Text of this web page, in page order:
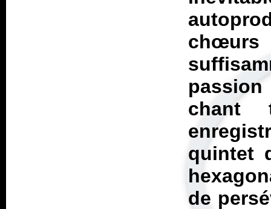
chœurs
passion
chant
quintet
de